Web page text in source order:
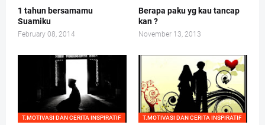
1 tahun bersamamu
Suamiku
February 08, 2014
Berapa paku yg kau tancap
kan ?
November 13, 2013
T.MOTIVASI DAN CERITA INSPIRATIF T.MOTIVASI DAN CERITA INSPIRATIF